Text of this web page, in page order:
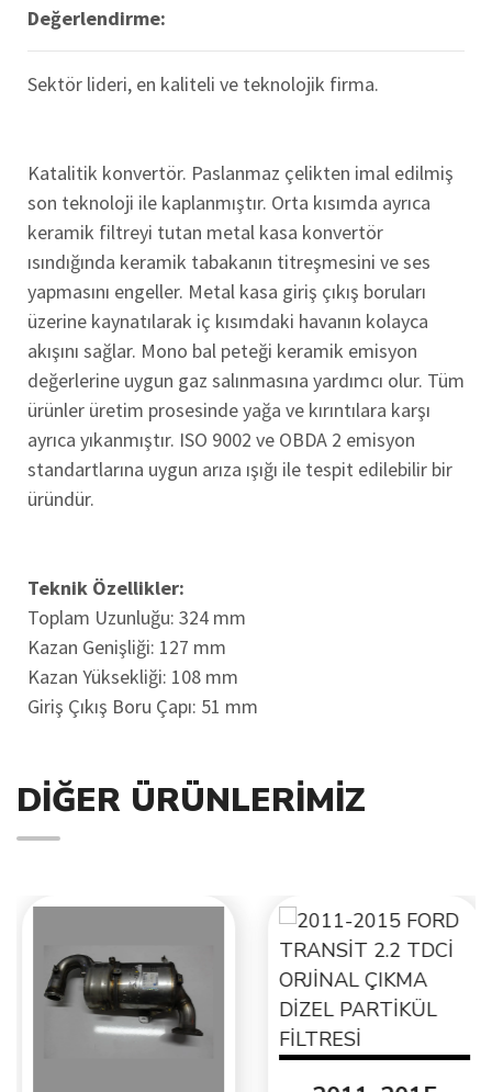
Değerlendirme:
Sektör lideri, en kaliteli ve teknolojik firma.
Katalitik konvertör. Paslanmaz çelikten imal edilmiş
son teknoloji ile kaplanmıştır. Orta kısımda ayrıca
keramik filtreyi tutan metal kasa konvertör
ısındığında keramik tabakanın titreşmesini ve ses
yapmasını engeller. Metal kasa giriş çıkış boruları
üzerine kaynatılarak iç kısımdaki havanın kolayca
akışını sağlar. Mono bal peteği keramik emisyon
değerlerine uygun gaz salınmasına yardımcı olur. Tüm
ürünler üretim prosesinde yağa ve kırıntılara karşı
ayrıca yıkanmıştır. ISO 9002 ve OBDA 2 emisyon
standartlarına uygun arıza ışığı ile tespit edilebilir bir
üründür.
Teknik Özellikler:
Toplam Uzunluğu: 324 mm
Kazan Genişliği: 127 mm
Kazan Yüksekliği: 108 mm
Giriş Çıkış Boru Çapı: 51 mm
DIĞER ÜRÜNLERIMIZ